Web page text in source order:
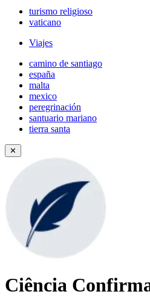
turismo religioso
vaticano
Viajes
camino de santiago
españa
malta
mexico
peregrinación
santuario mariano
tierra santa
✕
Ciência